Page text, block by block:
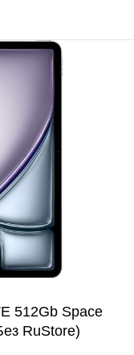
512Gb Space
RuStore)